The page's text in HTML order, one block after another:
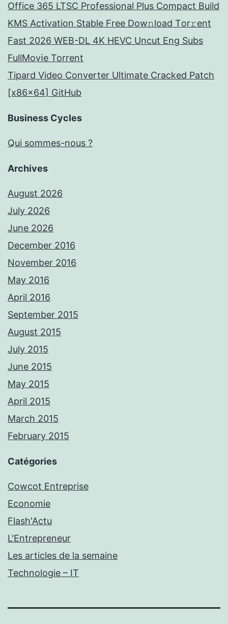
Office 365 LTSC Professional Plus Compact Build
KMS Activation Stable Frее Dow𝚗load Tоr𝚛ent
Fast 2026 WEB-DL 4K HEVC Uncut Eng Subs
FullMov𝗂e Torrent
Tipard Video Converter Ultimate Cracked Patch
[x86x64] GitHub
Business Cycles
Qui sommes-nous ?
Archives
August 2026
July 2026
June 2026
December 2016
November 2016
May 2016
April 2016
September 2015
August 2015
July 2015
June 2015
May 2015
April 2015
March 2015
February 2015
Catégories
Cowcot Entreprise
Economie
Flash'Actu
L'Entrepreneur
Les articles de la semaine
Technologie – IT